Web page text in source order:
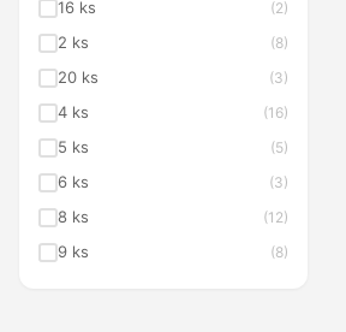
16 ks (2)
2 ks (8)
20 ks (3)
4 ks (16)
5 ks (5)
6 ks (3)
8 ks (12)
9 ks (8)